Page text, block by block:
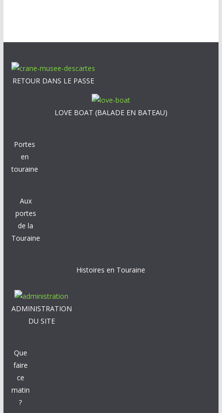
RETOUR DANS LE PASSE
LOVE BOAT (BALADE EN BATEAU)
Portes
en
touraine
Aux
portes
de la
Touraine
Histoires en Touraine
ADMINISTRATION
DU SITE
Que
faire
ce
matin
?